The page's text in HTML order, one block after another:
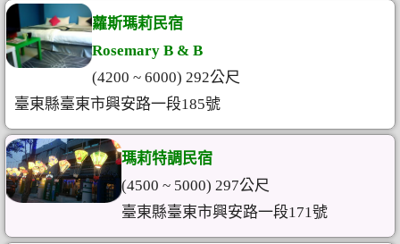
蘿斯瑪莉民宿
Rosemary B & B
(4200 ~ 6000) 292公尺
臺東縣臺東市興安路一段185號
瑪莉特調民宿
(4500 ~ 5000) 297公尺
臺東縣臺東市興安路一段171號